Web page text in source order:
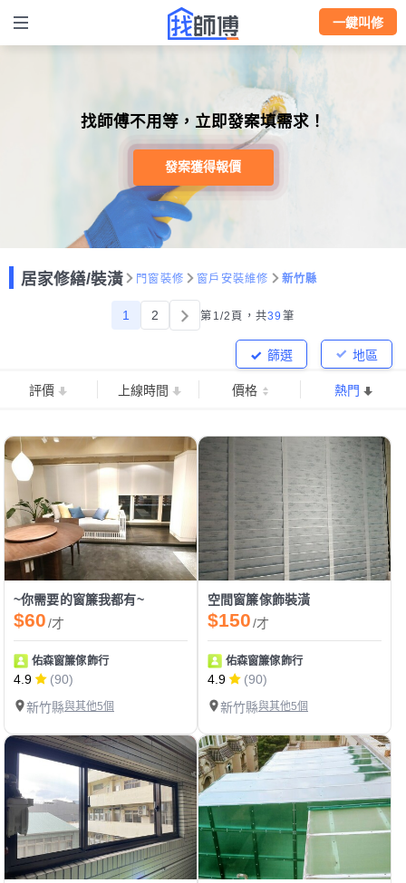
一鍵叫修
找師傅不用等，立即發案填需求！
發案獲得報價
居家修繕/裝潢 門窗裝修 窗戶安裝維修 新竹縣
1 2 第1/2頁， 共39 筆
地區
篩選
評價 上線時間 價格 熱門
~你需要的窗簾我都有~
$60/才
佑森窗簾傢飾行
4.9
(90)
新竹縣與其他5個
空間窗簾傢飾裝潢
$150/才
佑森窗簾傢飾行
4.9
(90)
新竹縣與其他5個